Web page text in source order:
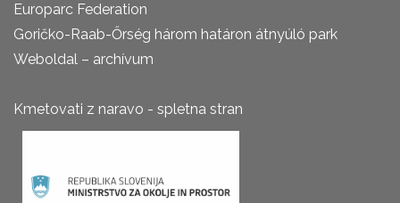
Europarc Federation
Goričko-Raab-Őrség három határon átnyúló park
Weboldal – archívum
Kmetovati z naravo - spletna stran